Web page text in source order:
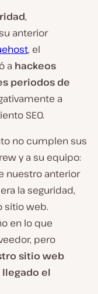
,
anterior
, el
a hackeos
periodos de
a
SEO.
no cumplen sus
y a su equipo:
nuestro anterior
la seguridad,
sitio web.
en lo que
pero
sitio web
llegado el